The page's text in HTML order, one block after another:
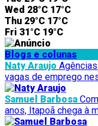
Wed 28°C 17°C
Thu 29°C 17°C
Fri 31°C 19°C
Blogs e colunas
Naty Araujo
vagas de emprego
Samuel Barbosa
anos, Itapoã chega à